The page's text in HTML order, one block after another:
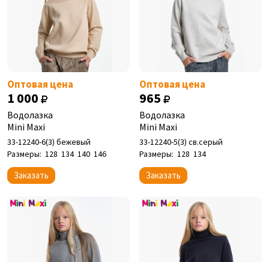
Оптовая цена
1 000
Водолазка
Mini Maxi
33-12240-6(3) бежевый
Размеры: 128 134 140 146
Заказать
Оптовая цена
965
Водолазка
Mini Maxi
33-12240-5(3) св.серый
Размеры: 128 134
Заказать